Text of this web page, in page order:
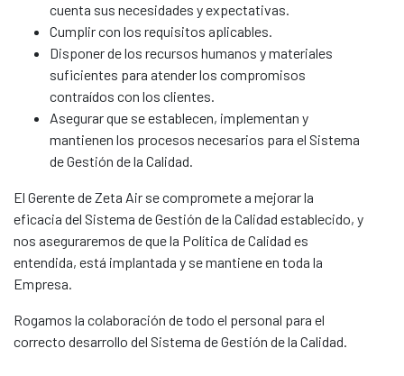
cuenta sus necesidades y expectativas.
Cumplir con los requisitos aplicables.
Disponer de los recursos humanos y materiales
suficientes para atender los compromisos
contraídos con los clientes.
Asegurar que se establecen, implementan y
mantienen los procesos necesarios para el Sistema
de Gestión de la Calidad.
El Gerente de Zeta Air se compromete a mejorar la
eficacia del Sistema de Gestión de la Calidad establecido, y
nos aseguraremos de que la Política de Calidad es
entendida, está implantada y se mantiene en toda la
Empresa.
Rogamos la colaboración de todo el personal para el
correcto desarrollo del Sistema de Gestión de la Calidad.